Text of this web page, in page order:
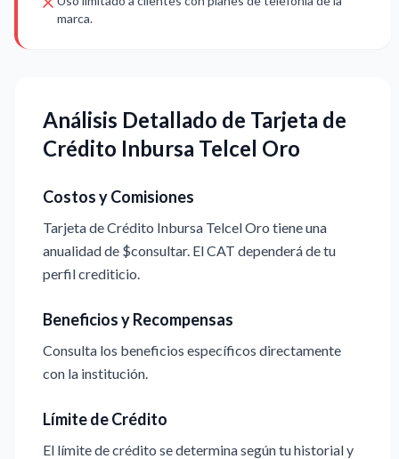
marca.
Análisis Detallado de Tarjeta de
Crédito Inbursa Telcel Oro
Costos y Comisiones
Tarjeta de Crédito Inbursa Telcel Oro tiene una
anualidad de $consultar. El CAT dependerá de tu
perfil crediticio.
Beneficios y Recompensas
Consulta los beneficios específicos directamente
con la institución.
Límite de Crédito
El límite de crédito se determina según tu historial y